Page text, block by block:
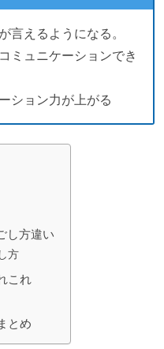
言えるようになる。
ミュニケーションでき
ション力が上がる
し方違い
方
これ
とめ